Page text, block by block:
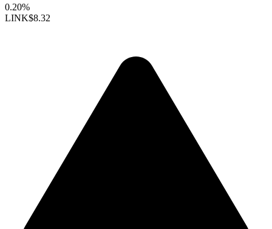
0.20%
LINK$8.32